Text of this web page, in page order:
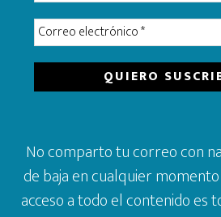
No comparto tu correo con
de baja en cualquier
acceso a todo el contenido